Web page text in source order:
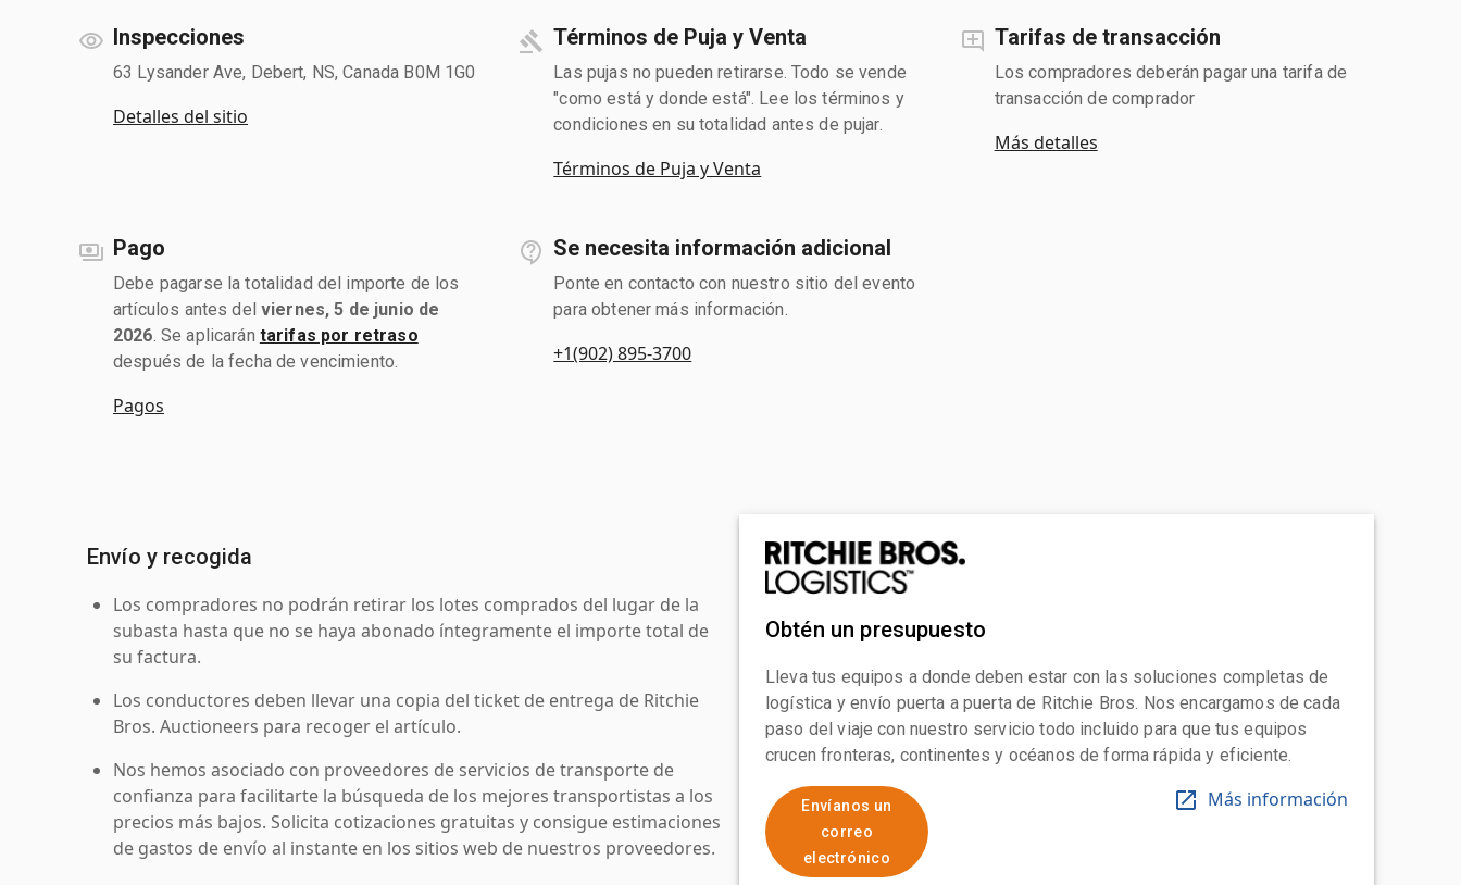
Inspecciones
63 Lysander Ave, Debert, NS, Canada B0M 1G0
Detalles del sitio
Términos de Puja y Venta
Las pujas no pueden retirarse. Todo se vende
"como está y donde está". Lee los términos y
condiciones en su totalidad antes de pujar.
Términos de Puja y Venta
Tarifas de transacción
Los compradores deberán pagar una tarifa de
transacción de comprador
Más detalles
Pago
Debe pagarse la totalidad del importe de los
artículos antes del viernes, 5 de junio de
2026 . Se aplicarán tarifas por retraso
después de la fecha de vencimiento.
Pagos
Se necesita información adicional
Ponte en contacto con nuestro sitio del evento
para obtener más información.
+1(902) 895-3700
Envío y recogida
Los compradores no podrán retirar los lotes comprados del lugar de la
subasta hasta que no se haya abonado íntegramente el importe total de
su factura.
Los conductores deben llevar una copia del ticket de entrega de Ritchie
Bros. Auctioneers para recoger el artículo.
Nos hemos asociado con proveedores de servicios de transporte de
confianza para facilitarte la búsqueda de los mejores transportistas a los
precios más bajos. Solicita cotizaciones gratuitas y consigue estimaciones
de gastos de envío al instante en los sitios web de nuestros proveedores.
Obtén un presupuesto
Lleva tus equipos a donde deben estar con las soluciones completas de
logística y envío puerta a puerta de Ritchie Bros. Nos encargamos de cada
paso del viaje con nuestro servicio todo incluido para que tus equipos
crucen fronteras, continentes y océanos de forma rápida y eficiente.
Envíanos un
correo
electrónico
Más información